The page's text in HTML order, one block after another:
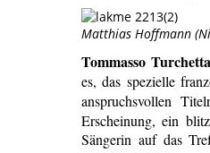
Matthias Hoffmann
Tommasso Turchetta
es, das spezielle
anspruchsvollen
Erscheinung, ein
Sängerin auf das